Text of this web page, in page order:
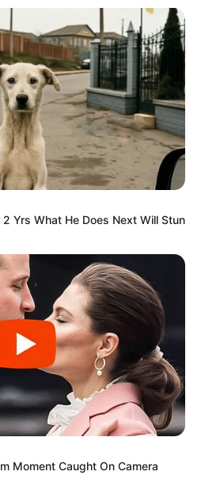
by Szerző
Yrs What He Does Next Will Stun
Moment Caught On Camera